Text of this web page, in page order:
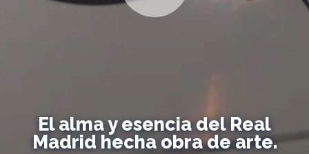
El alma y esencia del Real
Madrid hecha obra de arte.